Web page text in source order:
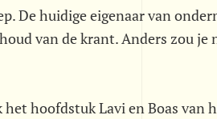
De huidige eigenaar van
van de krant. Anders zou
hoofdstuk Lavi en Boas van